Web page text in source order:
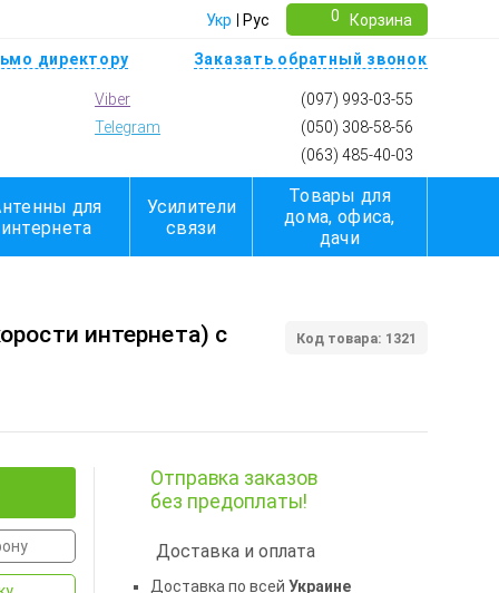
Укр Рус 0 Корзина
директору Заказать обратный звонок
Viber
Telegram
(097) 993-03-55
(050) 308-58-56
(063) 485-40-03
для
интернета
Усилители
связи
Товары для
дома, офиса,
дачи
интернета) с
Код товара: 1321
Отправка заказов
без предоплаты!
Доставка и оплата
Доставка по всей Украине